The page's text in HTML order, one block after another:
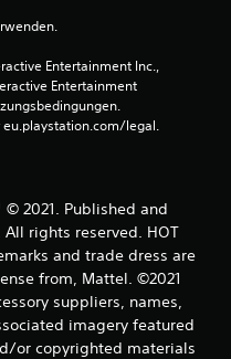
e
n
e
n
a
Entertainment Inc.,
Entertainment
legal.
© 2021. Published and
rights reserved. HOT
and trade dress are
from, Mattel. ©2021
suppliers, names,
imagery featured
or copyrighted materials